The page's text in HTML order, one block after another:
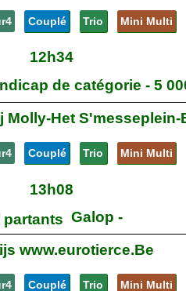
Couplé Trio Mini Multi
12h34
de catégorie - 5
Molly-Het S'messeplein-
Couplé Trio Mini Multi
13h08
partants Galop -
www.eurotierce.Be
Couplé Trio Mini Multi